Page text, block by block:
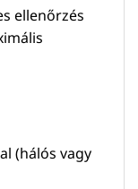
ellenőrzés
(hálós vagy